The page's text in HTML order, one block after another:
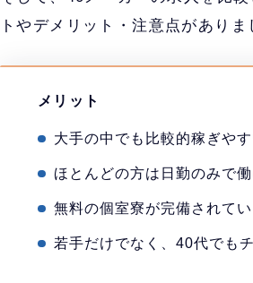
トやデメリット・注意点がありま
メリット
大手の中でも比較的稼ぎや
ほとんどの方は日勤のみで働
無料の個室寮が完備されてい
若手だけでなく、40代でも